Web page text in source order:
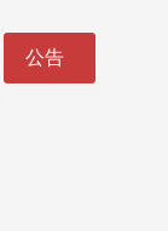
公告